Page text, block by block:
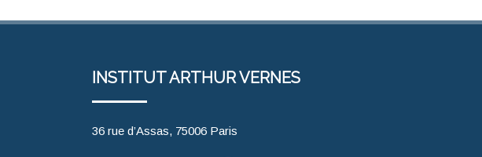
INSTITUT ARTHUR VERNES
36 rue d’Assas, 75006 Paris